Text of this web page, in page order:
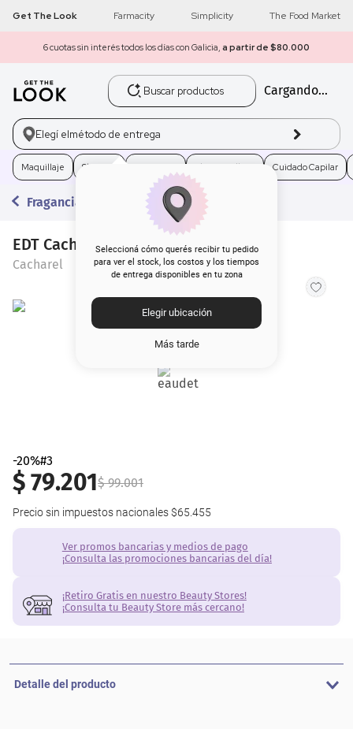
Get The Look Farmacity Simplicity The Food Market
6 cuotas sin interés todos los días con Galicia, a partir de $80.000
Buscar productos
Cargando...
Elegí elmétodo de entrega
Seleccioná cómo querés recibir tu pedido
para ver el stock, los costos y los tiempos
de entrega disponibles en tu zona
Elegir ubicación
Más tarde
Maquillaje Skincare Electro Belleza Cuidado Capilar
Fragancias
EDT Cacharel Anaïs x 30 ml
Cacharel
-20%#3
$79.201$ 99.001
Precio sin impuestos nacionales $65.455
Ver promos bancarias y medios de pago
¡Consulta las promociones bancarias del día!
¡Retiro Gratis en nuestro Beauty Stores!
¡Consulta tu Beauty Store más cercano!
Detalle del producto
1 get the look
2 máscara pestañas
loreal
4. brochas
5. corrector